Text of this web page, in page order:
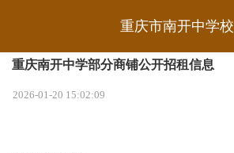
重庆市南开中学校
重庆南开中学部分商铺公开招租信息
2026-01-20 15:02:09